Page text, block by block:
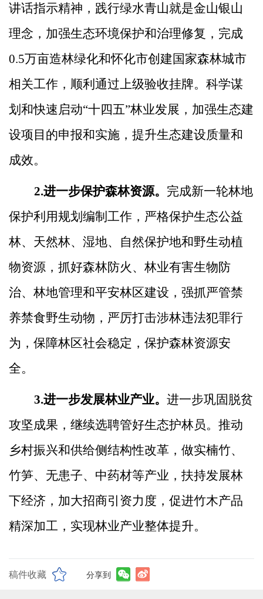
讲话指示精神 ， 践行绿水青山就是金山银山
理念， 加强生态环境保护和治理修复，完成
0.5万亩造林绿化和怀化市创建国家森林城市
相关工作，顺利通过上级验收挂牌。科学谋
划和快速启动“十四五”林业发展，加强生态建
设项目的申报和实施，提升生态建设质量和
成效。
2.进一步保护森林资源。 完成新一轮林地
保护利用规划编制工作， 严格保护生态公益
林、天然林、湿地、自然保护地和野生动植
物资源，抓好森林防火、林业有害生物防
治、林地管理和平安林区建设，强抓严管禁
养禁食野生动物，严厉打击涉林违法犯罪行
为，保障林区社会稳定，保护森林资源安
全。
3.进一步发展林业产业。 进一步巩固脱贫
攻坚成果，继续选聘管好生态护林员。推动
乡村振兴和供给侧结构性改革，做实楠竹、
竹笋、无患子、中药材等产业，扶持发展林
下经济，加大招商引资力度，促进竹木产品
精深加工，实现林业产业整体提升。
稿件收藏 分享到